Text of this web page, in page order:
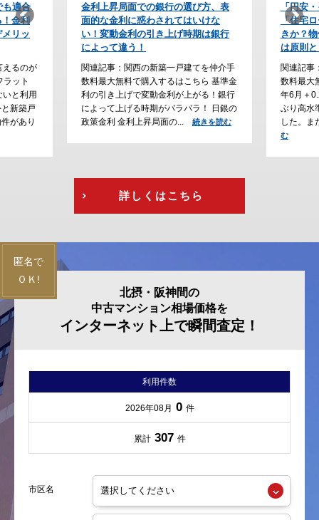
方、表
けな
銀行
仲介手
基準金
！銀行
日銀の
を読む
「円安・インフレ時代」の防衛策！
「住宅ローンの予算」をどう組むべ
きか？物価が上がり続けると利上げ
は原則として永遠に続く
関連記事：関西の新築一戸建てを仲介手
数料最大無料で購入するはこちら 2026
年6月＋0.25％の利上げが確定し、31年
ぶり高水準の政策金利（１％）となりま
した。また、2026年6月、フ... 続きを読
【住宅
上が条
会社の
なぜ？
関連記事
数料最大
ーン審査
勤続年数
る傾向が
行...
詳しくはこちら
北摂・阪神間の
中古マンション相場価格を
インターネット上で瞬間査定！
利用件数
2026年08月 0 件
累計 307 件
市区名